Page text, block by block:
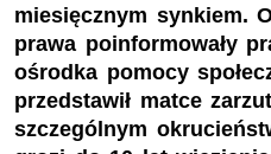
miesięcznym synkiem.
prawa poinformowały
ośrodka pomocy
przedstawił matce
szczególnym